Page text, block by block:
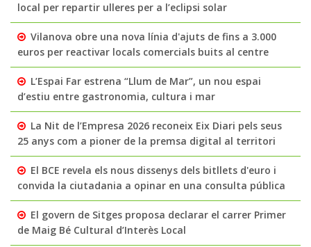
local per repartir ulleres per a l’eclipsi solar
Vilanova obre una nova línia d'ajuts de fins a 3.000
euros per reactivar locals comercials buits al centre
L’Espai Far estrena “Llum de Mar”, un nou espai
d’estiu entre gastronomia, cultura i mar
La Nit de l’Empresa 2026 reconeix Eix Diari pels seus
25 anys com a pioner de la premsa digital al territori
El BCE revela els nous dissenys dels bitllets d'euro i
convida la ciutadania a opinar en una consulta pública
El govern de Sitges proposa declarar el carrer Primer
de Maig Bé Cultural d’Interès Local